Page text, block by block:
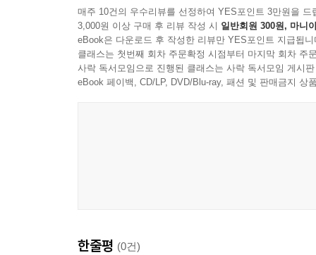
매주 10건의 우수리뷰를 선정하여 YES포인트 3만원을 드
3,000원 이상 구매 후 리뷰 작성 시 일반회원 300원, 마니
eBook은 다운로드 후 작성한 리뷰만 YES포인트 지급됩니
클래스는 첫번째 회차 주문확정 시점부터 마지막 회차 주
사락 독서모임으로 진행된 클래스는 사락 독서모임 게시
eBook 페이백, CD/LP, DVD/Blu-ray, 패션 및 판매금지 상
한줄평 (0건)